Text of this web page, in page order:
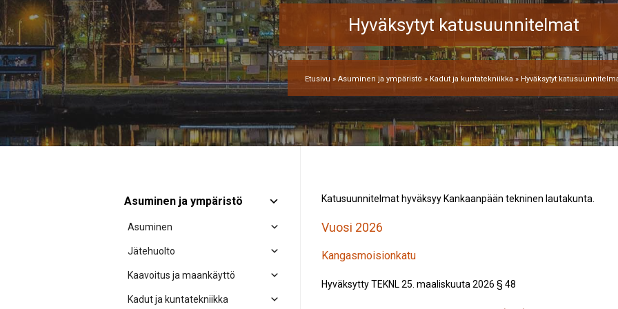
Hyväksytyt katusuunnitelmat
Etusivu » Asuminen ja ympäristö » Kadut ja kuntatekniikka » Hyväksytyt
Katusuunnitelmat hyväksyy Kankaanpään tekninen lautakunta.
Vuosi 2026
Kangasmoisionkatu
Hyväksytty TEKNL 25. maaliskuuta 2026 § 48
Asuminen ja ympäristö
Asuminen
Jätehuolto
Kaavoitus ja maankäyttö
Kadut ja kuntatekniikka